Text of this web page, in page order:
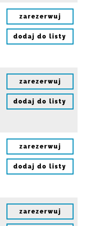
zarezerwuj
dodaj do listy
zarezerwuj
dodaj do listy
zarezerwuj
dodaj do listy
zarezerwuj